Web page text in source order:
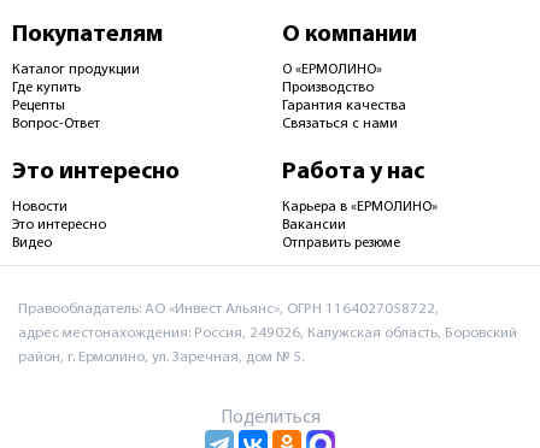
Покупателям
Каталог продукции
Где купить
Рецепты
Вопрос-Ответ
О компании
О «ЕРМОЛИНО»
Производство
Гарантия качества
Связаться с нами
Это интересно
Новости
Это интересно
Видео
Работа у нас
Карьера в «ЕРМОЛИНО»
Вакансии
Отправить резюме
Правообладатель: АО «Инвест Альянс», ОГРН 1164027058722,
адрес местонахождения: Россия, 249026, Калужская область, Боровский
район, г. Ермолино, ул. Заречная, дом № 5.
Поделиться